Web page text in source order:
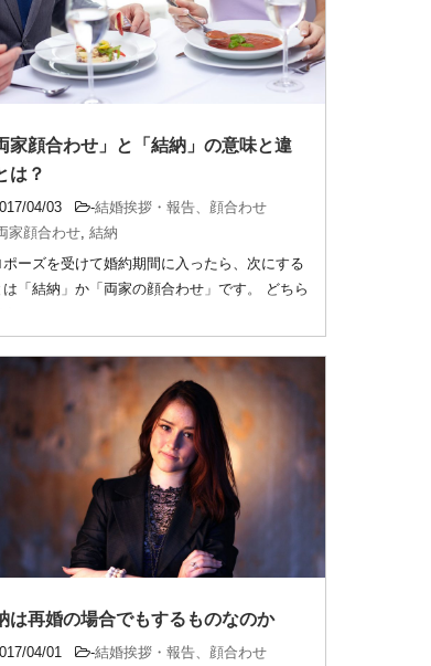
家顔合わせ」と「結納」の意味と違
は？
04/03 -結婚挨拶・報告、顔合わせ
家顔合わせ ,結納
ポーズを受けて婚約期間に入ったら、次にする
は「結納」か「両家の顔合わせ」です。 どちら
は再婚の場合でもするものなのか
04/01 -結婚挨拶・報告、顔合わせ